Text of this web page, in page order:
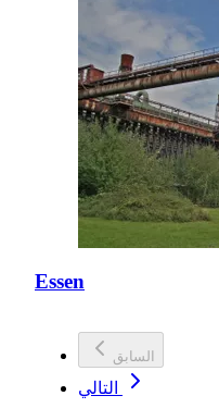
Essen
السابق